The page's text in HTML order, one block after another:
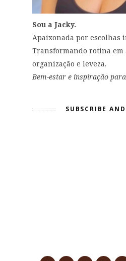
Sou a Jacky.
Apaixonada por escolhas
Transformando rotina em
organização e leveza.
Bem-estar e inspiração
SUBSCRIBE